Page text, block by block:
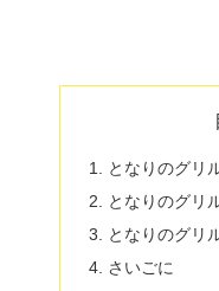
となりのグリ
となりのグリ
となりのグリ
さいごに